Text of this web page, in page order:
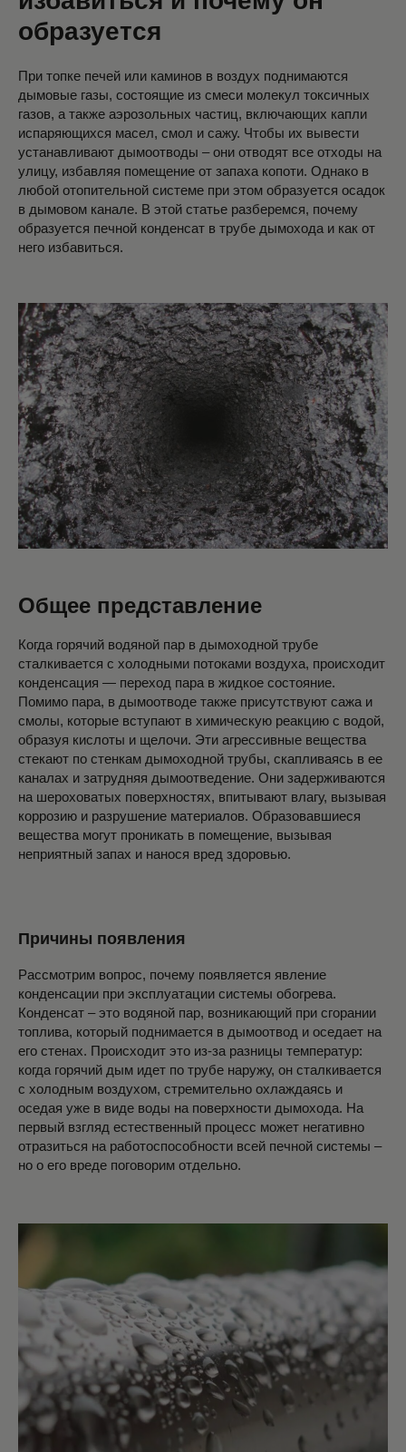
образуется
При топке печей или каминов в воздух поднимаются
дымовые газы, состоящие из смеси молекул токсичных
газов, а также аэрозольных частиц, включающих капли
испаряющихся масел, смол и сажу. Чтобы их вывести
устанавливают дымоотводы – они отводят все отходы на
улицу, избавляя помещение от запаха копоти. Однако в
любой отопительной системе при этом образуется осадок
в дымовом канале. В этой статье разберемся, почему
образуется печной конденсат в трубе дымохода и как от
него избавиться.
Общее представление
Когда горячий водяной пар в дымоходной трубе
сталкивается с холодными потоками воздуха, происходит
конденсация — переход пара в жидкое состояние.
Помимо пара, в дымоотводе также присутствуют сажа и
смолы, которые вступают в химическую реакцию с водой,
образуя кислоты и щелочи. Эти агрессивные вещества
стекают по стенкам дымоходной трубы, скапливаясь в ее
каналах и затрудняя дымоотведение. Они задерживаются
на шероховатых поверхностях, впитывают влагу, вызывая
коррозию и разрушение материалов. Образовавшиеся
вещества могут проникать в помещение, вызывая
неприятный запах и нанося вред здоровью.
Причины появления
Рассмотрим вопрос, почему появляется явление
конденсации при эксплуатации системы обогрева.
Конденсат – это водяной пар, возникающий при сгорании
топлива, который поднимается в дымоотвод и оседает на
его стенах. Происходит это из-за разницы температур:
когда горячий дым идет по трубе наружу, он сталкивается
с холодным воздухом, стремительно охлаждаясь и
оседая уже в виде воды на поверхности дымохода. На
первый взгляд естественный процесс может негативно
отразиться на работоспособности всей печной системы –
но о его вреде поговорим отдельно.